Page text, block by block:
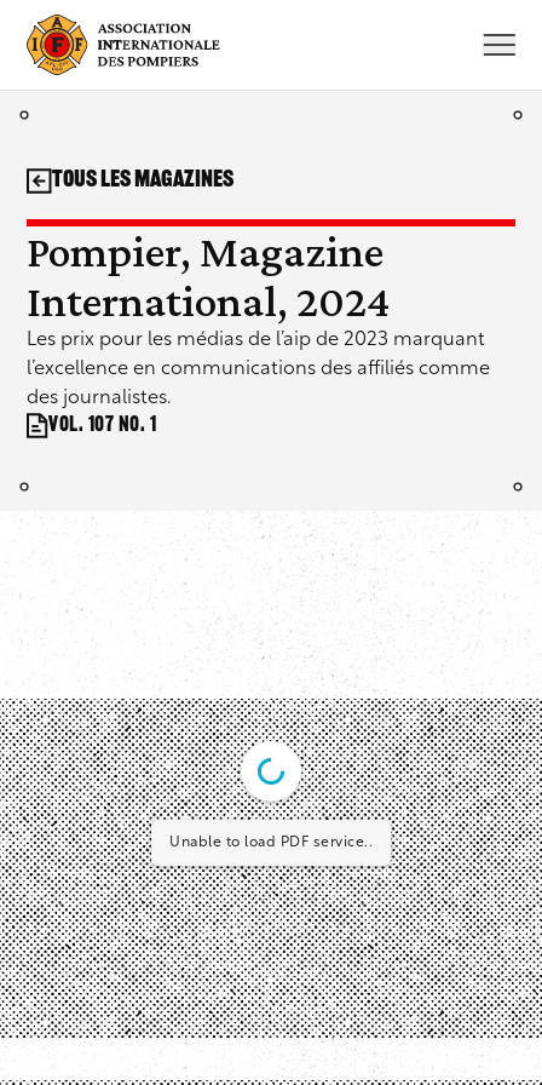
contenu
Pompier, Magazine
International, 2024
Les prix pour les médias de l’aip de 2023 marquant
l’excellence en communications des affiliés comme
des journalistes.
Vol. 107 No. 1
Tous les magazines
Unable to load PDF service..